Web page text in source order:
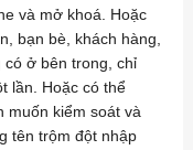
và mở khoá. Hoặc
bạn bè, khách hàng,
có ở bên trong, chỉ
lần. Hoặc có thể
muốn kiểm soát và
tên trộm đột nhập